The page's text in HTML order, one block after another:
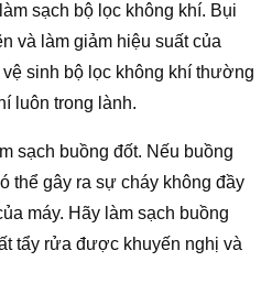
sạch bộ lọc không khí. Bụi
và làm giảm hiệu suất của
sinh bộ lọc không khí thường
luôn trong lành.
sạch buồng đốt. Nếu buồng
thể gây ra sự cháy không đầy
máy. Hãy làm sạch buồng
tẩy rửa được khuyến nghị và